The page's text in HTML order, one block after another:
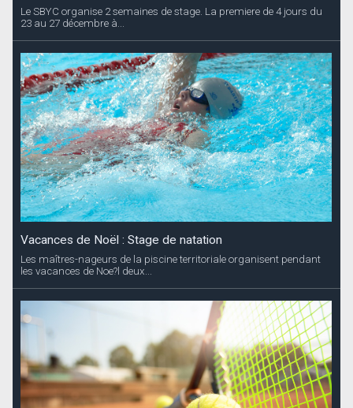
Le SBYC organise 2 semaines de stage. La premiere de 4 jours du
23 au 27 décembre à...
Vacances de Noël : Stage de natation
Les maîtres-nageurs de la piscine territoriale organisent pendant
les vacances de Noe?l deux...